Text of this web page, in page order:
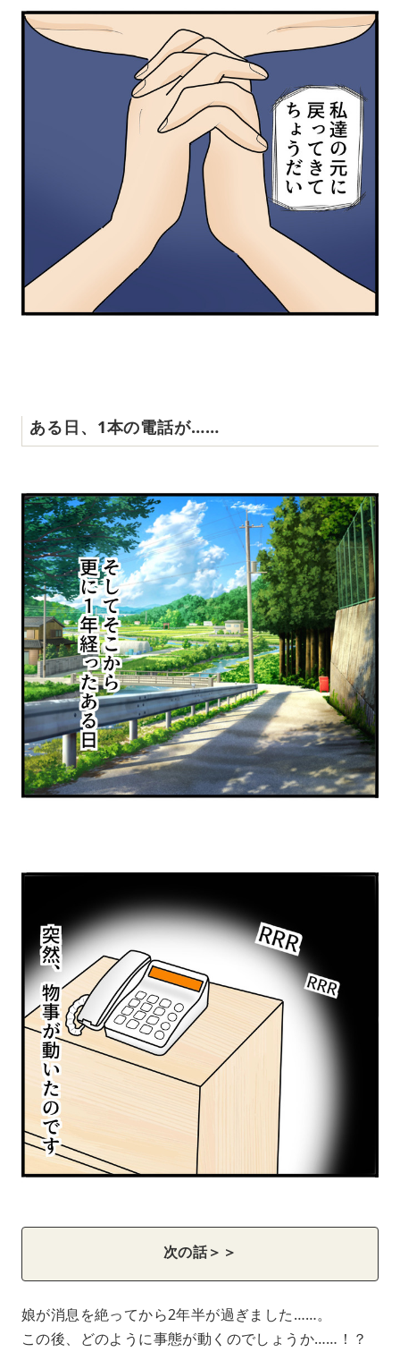
ある日、1本の電話が……
次の話＞＞
娘が消息を絶ってから2年半が過ぎました……。
この後、どのように事態が動くのでしょうか……！？